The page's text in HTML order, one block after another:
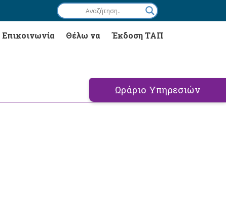
Επικοινωνία Θέλω να Έκδοση ΤΑΠ
Ωράριο Υπηρεσιών